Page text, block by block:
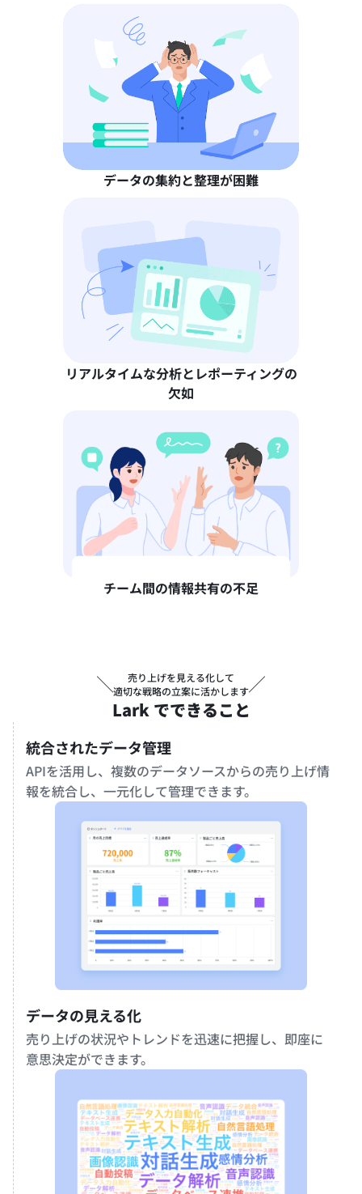
データの集約と整理が困難
リアルタイムな分析とレポーティングの
欠如
チーム間の情報共有の不足
╲
売り上げを見える化して
適切な戦略の立案に活かします╱
Lark でできること
統合されたデータ管理
APIを活用し、複数のデータソースからの売り上げ情
報を統合し、一元化して管理できます。
データの見える化
売り上げの状況やトレンドを迅速に把握し、即座に
意思決定ができます。